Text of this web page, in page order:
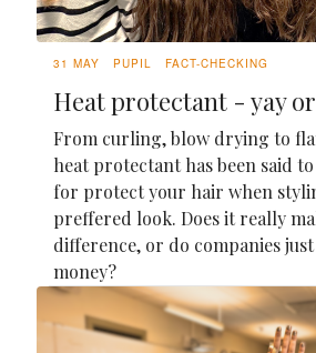
31 MAY PUPIL FACT-CHECKING
Heat protectant - yay
From curling, blow drying to
heat protectant has been said to
for protect your hair when
preffered look. Does it really
difference, or do companies
money?